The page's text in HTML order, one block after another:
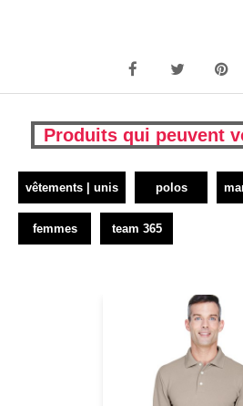
Produits qui peuvent
vêtements | unis polos
femmes team 365